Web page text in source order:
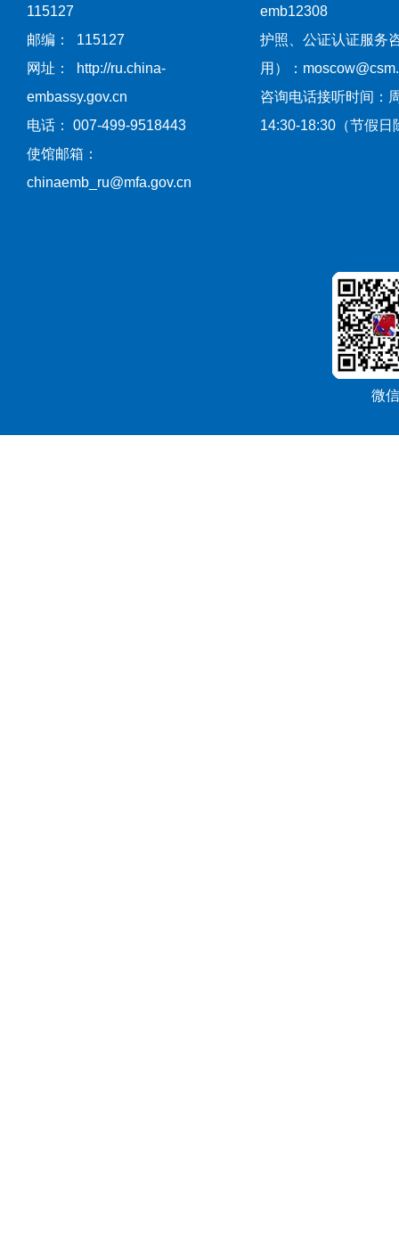
115127
邮编： 115127
网址： http://ru.china-
embassy.gov.cn
电话： 007-499-9518443
使馆邮箱：
chinaemb_ru@mfa.gov.cn
emb12308
护照、公证认证服务
用）：
咨询电话接听时间：
14:30-18:30（节假日
微信